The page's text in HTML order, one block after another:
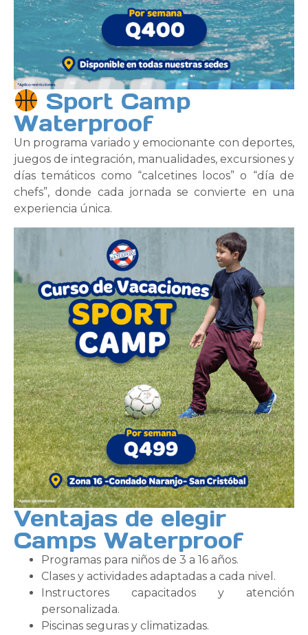
Sport Camp
Waterproof
Un programa variado y emocionante con deportes,
juegos de integración, manualidades, excursiones y
días temáticos como “calcetines locos” o “día de
chefs”, donde cada jornada se convierte en una
experiencia única.
Ventajas de elegir
Camps Waterproof
Programas para niños de 3 a 16 años.
Clases y actividades adaptadas a cada nivel.
Instructores capacitados y atención
personalizada.
Piscinas seguras y climatizadas.